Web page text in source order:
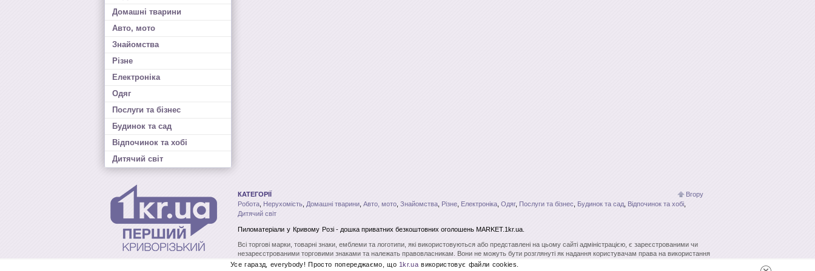
Домашні тварини
Авто, мото
Знайомства
Різне
Електроніка
Одяг
Послуги та бізнес
Будинок та сад
Відпочинок та хобі
Дитячий світ
Вгору
КАТЕГОРІЇ
Робота Нерухомість Домашні тварини Авто, мото Знайомства Різне Електроніка Одяг, Послуги та бізнес Будинок та сад Відпочинок та хобі
Дитячий світ
Пиломатеріали у Кривому Розі - дошка приватних безкоштовних оголошень MARKET.1kr.ua.
Всі торгові марки, товарні знаки, емблеми та логотипи, які використовуються або представлені на цьому сайті адміністрацією, є зареєстрованими чи
незареєстрованими торговими знаками та належать правовласникам. Вони не можуть бути розглянуті як надання користувачам права на використання
без письмового на те дозволу. Повне чи часткове копіювання матеріалів без відкритого для пошукових систем гіперпосилання джерело заборонено.
Усе гаразд, everybody! Просто попереджаємо, що 1kr.ua використовує файли cookies.